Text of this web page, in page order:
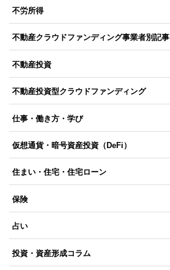
不労所得
不動産クラウドファンディング事業者別記事
不動産投資
不動産投資型クラウドファンディング
仕事・働き方・学び
仮想通貨・暗号資産投資（DeFi）
住まい・住宅・住宅ローン
保険
占い
投資・資産形成コラム